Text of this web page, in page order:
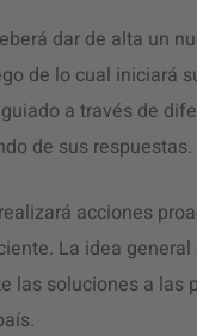
dar de alta un
de lo cual iniciará
a través de
de sus respuestas.
acciones
La idea general
las soluciones a las